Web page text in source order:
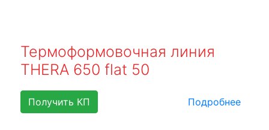
Термоформовочная линия
THERA 650 flat 50
Получить КП Подробнее